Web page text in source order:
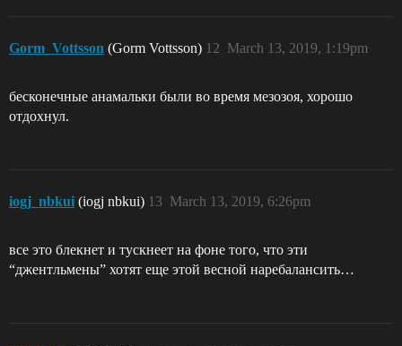
Gorm_Vottsson (Gorm Vottsson) March 13, 2019, 1:19pm
12
бесконечные анамальки были во время мезозоя, хорошо
отдохнул.
iogj_nbkui (iogj nbkui) March 13, 2019, 6:26pm
13
все это блекнет и тускнеет на фоне того, что эти
“джентльмены” хотят еще этой весной наребалансить…